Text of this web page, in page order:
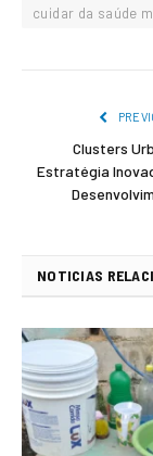
cuidar da saúde
Clusters
Estratégia
NOTICIAS